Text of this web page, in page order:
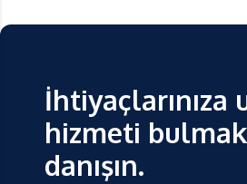
İhtiyaçlarınıza
hizmeti
danışın.